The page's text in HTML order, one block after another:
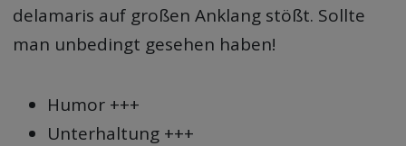
delamaris auf großen Anklang stößt. Sollte
man unbedingt gesehen haben!
Humor +++
Unterhaltung +++